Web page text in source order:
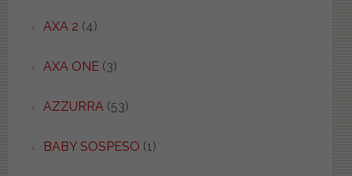
AXA 2 (4)
AXA ONE(3)
AZZURRA (53)
BABY SOSPESO (1)